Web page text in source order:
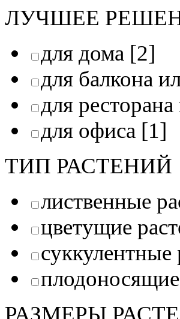
ЛУЧШЕЕ
для дома [2]
для балкона
для
для офиса [1]
ТИП РАСТЕНИЙ
лиственные
цветущие
суккулентные
РАЗМЕРЫ